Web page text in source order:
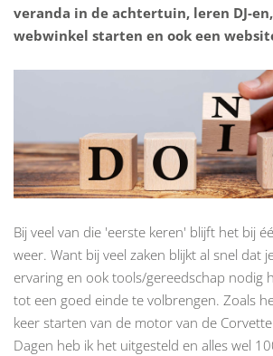
veranda in de achtertuin, leren DJ-
webwinkel starten en ook een
Bij veel van die 'eerste keren' blijft het bij
weer. Want bij veel zaken blijkt al snel dat
ervaring en ook tools/gereedschap nodig
tot een goed einde te volbrengen. Zoals
keer starten van de motor van de
Dagen heb ik het uitgesteld en alles wel